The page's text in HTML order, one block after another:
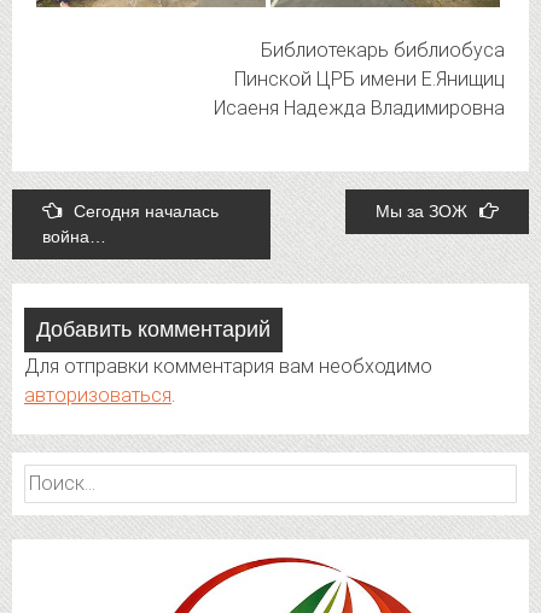
Библиотекарь библиобуса
Пинской ЦРБ имени Е.Янищиц
Исаеня Надежда Владимировна
Post
navigation
Сегодня началась
война…
Мы за ЗОЖ
Добавить комментарий
Для отправки комментария вам необходимо
авторизоваться.
Найти: